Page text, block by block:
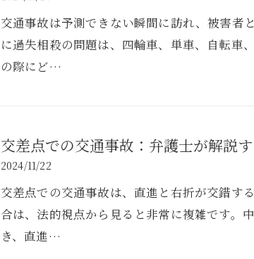
交通事故は予測できない瞬間に訪れ、被害者
に過失相殺の問題は、四輪車、単車、自転車
の際にど…
交差点での交通事故：弁護士が解説
2024/11/22
交差点での交通事故は、直進と右折が交錯す
合は、法的視点から見ると非常に複雑です。
き、直進…